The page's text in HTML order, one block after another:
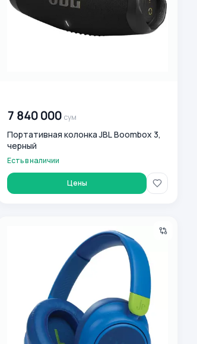
7 840 000 сум
Портативная колонка JBL Boombox 3,
черный
Есть в наличии
Цены